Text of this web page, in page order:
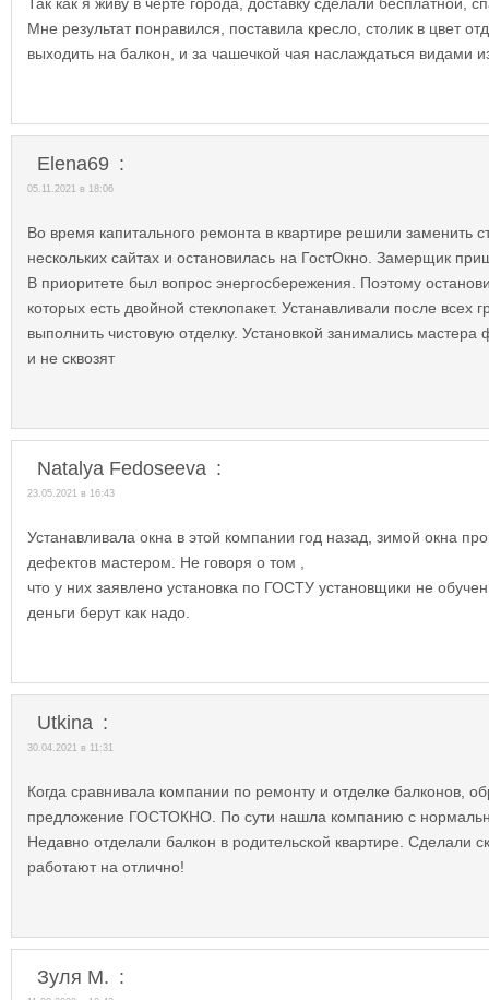
Мне результат понравился, поставила кресло, столик в цвет
выходить на балкон, и за чашечкой чая наслаждаться видами
Elena69 :
05.11.2021 в 18:06
Во время капитального ремонта в квартире решили заменить
нескольких сайтах и остановилась на ГостОкно. Замерщик
В приоритете был вопрос энергосбережения. Поэтому
которых есть двойной стеклопакет. Устанавливали после всех
выполнить чистовую отделку. Установкой занимались
и не сквозят
Natalya Fedoseeva​ :
23.05.2021 в 16:43
Устанавливала окна в этой компании год назад, зимой окна
дефектов мастером. Не говоря о том ,
что у них заявлено установка по ГОСТУ установщики не
деньги берут как надо.
Utkina :
30.04.2021 в 11:31
Когда сравнивала компании по ремонту и отделке балконов,
предложение ГОСТОКНО. По сути нашла компанию с
Недавно отделали балкон в родительской квартире. Сделали
работают на отлично!
Зуля М. :